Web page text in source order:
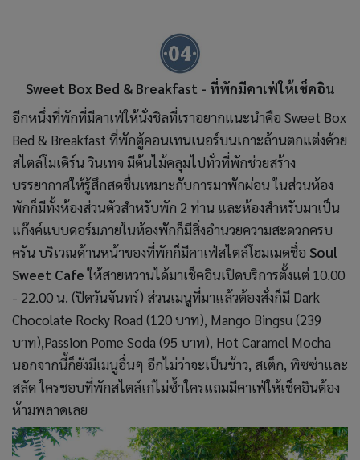
Sweet Box Bed & Breakfast - ที่พักมีคาเฟ่ให้เช็คอิน
อีกหนึ่งที่พักที่มีคาเฟ่ให้นั่งชิลที่เราอยากแนะนำคือ Sweet Box
Bed & Breakfast ที่พักตู้คอนเทนเนอร์บนเกาะล้านตกแต่งด้วย
สไตล์โมเดิร์น วินเทจ มีต้นไม้คลุมไปทั่วที่พักช่วยสร้าง
บรรยากาศให้รู้สึกสดชื่นเหมาะกับการมาพักผ่อน ในส่วนห้อง
พักก็มีทั้งห้องส่วนตัวสำหรับพัก 2 ท่าน และห้องสำหรับมาเป็น
แก๊งค์แบบดอร์มภายในห้องพักก็มีสิ่งอำนวยความสะดวกครบ
ครัน บริเวณด้านหน้าของที่พักก็มีคาเฟ่สไตล์โฮมเมดชื่อ Soul
Sweet Cafeให้สายหวานได้มาเช็คอินเปิดบริการตั้งแต่ 10.00
- 22.00 น. (ปิดวันจันทร์) ส่วนเมนูที่มาแล้วต้องสั่งก็มี Dark
Chocolate Rocky Road (120 บาท), Mango Bingsu (239
บาท),Passion Pome Soda (95 บาท), Hot Caramel Mocha
นอกจากนี้ก็ยังมีเมนูอื่นๆ อีกไม่ว่าจะเป็นข้าว, สเต็ก, พิซซ่าและ
สลัด ใครชอบที่พักสไตล์เก๋ไม่ซ้ำใครแถมมีคาเฟ่ให้เช็คอินต้อง
ห้ามพลาดเลย